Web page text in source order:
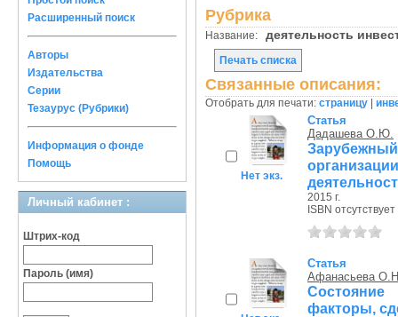
Расширенный поиск
Авторы
Издательства
Серии
Тезаурус (Рубрики)
Информация о фонде
Помощь
Личный кабинет :
Штрих-код
Пароль (имя)
Рубрика
Название: деятельность
Печать списка
Связанные описания:
Отобрать для печати: страницу
Нет экз.
Статья
Дадашева О.Ю.
2015 г.
ISBN отсутствует
Статья
Афанасьева
факторы,